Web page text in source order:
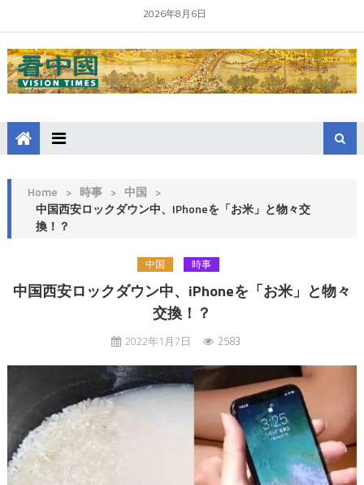
2026年8月6日
Home > 時事 > 中国 >
中国西安ロックダウン中、iPhoneを「お米」と物々交
換！？
中国 時事
中国西安ロックダウン中、iPhoneを「お米」と物々
交換！？
2022年1月7日 2583